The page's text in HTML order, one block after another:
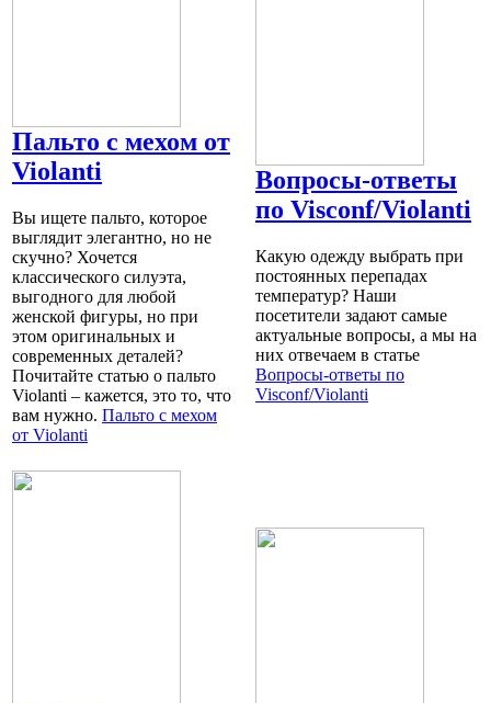
Пальто c мехом от
Violanti
Вы ищете пальто, которое
выглядит элегантно, но не
скучно? Хочется
классического силуэта,
выгодного для любой
женской фигуры, но при
этом оригинальных и
современных деталей?
Почитайте статью о пальто
Violanti – кажется, это то, что
вам нужно. Пальто c мехом
от Violanti
Вопросы-ответы
по Visconf/Violanti
Какую одежду выбрать при
постоянных перепадах
температур? Наши
посетители задают самые
актуальные вопросы, а мы на
них отвечаем в статье
Вопросы-ответы по
Visconf/Violanti